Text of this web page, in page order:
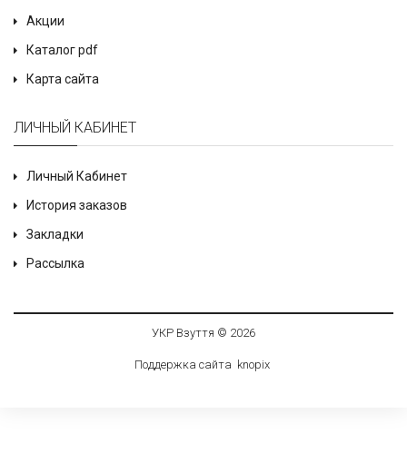
Акции
Каталог pdf
Карта сайта
ЛИЧНЫЙ КАБИНЕТ
Личный Кабинет
История заказов
Закладки
Рассылка
УКР Взуття © 2026
Поддержка сайта knopix